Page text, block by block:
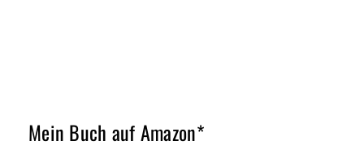
Mein Buch auf Amazon*